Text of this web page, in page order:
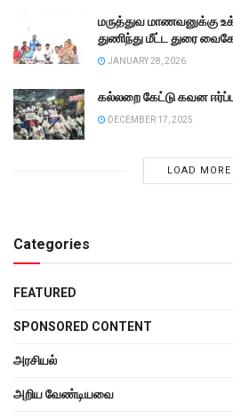
மருத்துவ மாணவனுக்கு
துணிந்து மீட்ட துரை
JANUARY 28, 2026
கல்லறை கேட்டு கவன
DECEMBER 17, 2025
LOAD MORE
Categories
FEATURED
SPONSORED CONTENT
அரசியல்
அறிய வேண்டியவை